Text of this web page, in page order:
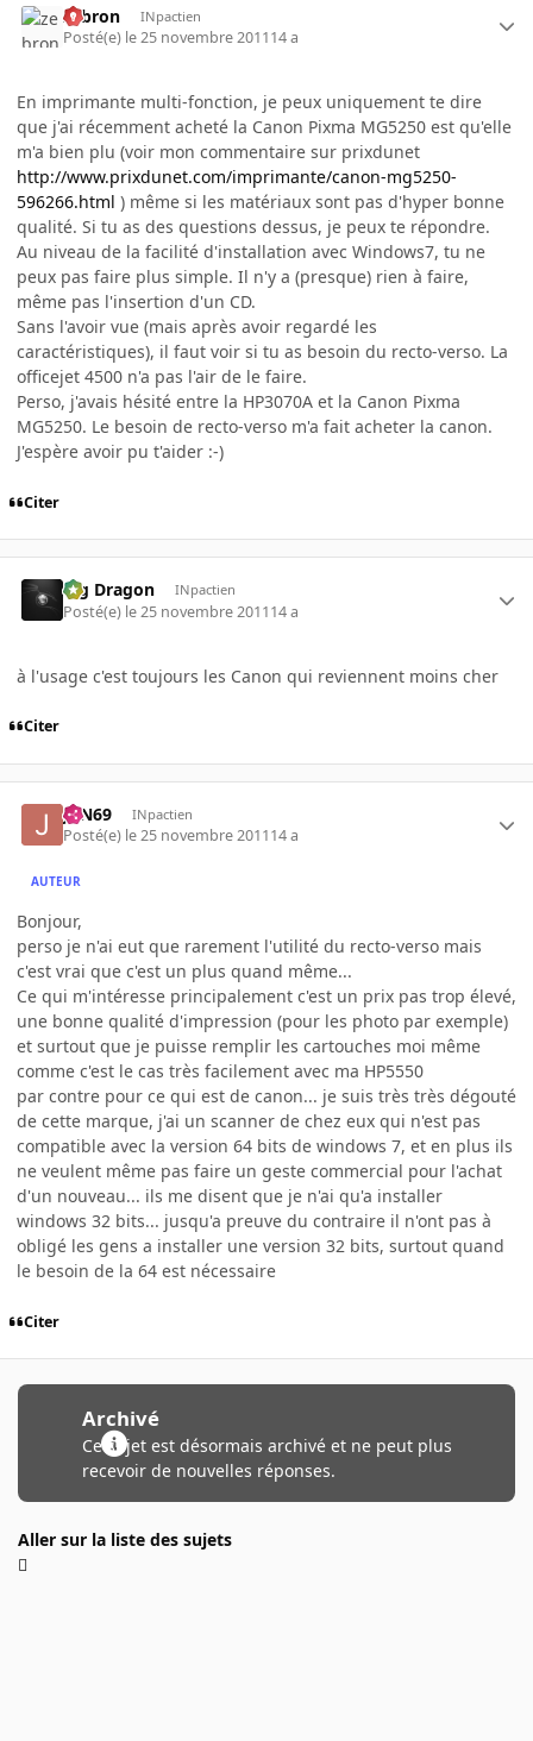
zebron INpactien
Posté(e) le 25 novembre 201114 a
En imprimante multi-fonction, je peux uniquement te dire
que j'ai récemment acheté la Canon Pixma MG5250 est qu'elle
m'a bien plu (voir mon commentaire sur prixdunet
http://www.prixdunet.com/imprimante/canon-mg5250-
596266.html ) même si les matériaux sont pas d'hyper bonne
qualité. Si tu as des questions dessus, je peux te répondre.
Au niveau de la facilité d'installation avec Windows7, tu ne
peux pas faire plus simple. Il n'y a (presque) rien à faire,
même pas l'insertion d'un CD.
Sans l'avoir vue (mais après avoir regardé les
caractéristiques), il faut voir si tu as besoin du recto-verso. La
officejet 4500 n'a pas l'air de le faire.
Perso, j'avais hésité entre la HP3070A et la Canon Pixma
MG5250. Le besoin de recto-verso m'a fait acheter la canon.
J'espère avoir pu t'aider :-)
Citer
Big Dragon INpactien
Posté(e) le 25 novembre 201114 a
à l'usage c'est toujours les Canon qui reviennent moins cher
Citer
JoN69 INpactien
Posté(e) le 25 novembre 201114 a
AUTEUR
Bonjour,
perso je n'ai eut que rarement l'utilité du recto-verso mais
c'est vrai que c'est un plus quand même...
Ce qui m'intéresse principalement c'est un prix pas trop élevé,
une bonne qualité d'impression (pour les photo par exemple)
et surtout que je puisse remplir les cartouches moi même
comme c'est le cas très facilement avec ma HP5550
par contre pour ce qui est de canon... je suis très très dégouté
de cette marque, j'ai un scanner de chez eux qui n'est pas
compatible avec la version 64 bits de windows 7, et en plus ils
ne veulent même pas faire un geste commercial pour l'achat
d'un nouveau... ils me disent que je n'ai qu'a installer
windows 32 bits... jusqu'a preuve du contraire il n'ont pas à
obligé les gens a installer une version 32 bits, surtout quand
le besoin de la 64 est nécessaire
Citer
Archivé
Ce sujet est désormais archivé et ne peut plus
recevoir de nouvelles réponses.
Aller sur la liste des sujets